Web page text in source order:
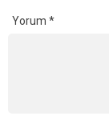
Yorum *